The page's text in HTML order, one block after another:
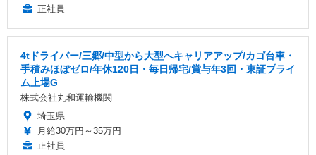
正社員
4tドライバー/三郷/中型から大型へキャリアアップ/カゴ台車・
手積みほぼゼロ/年休120日・毎日帰宅/賞与年3回・東証プライ
ム上場G
株式会社丸和運輸機関
埼玉県
月給30万円～35万円
正社員